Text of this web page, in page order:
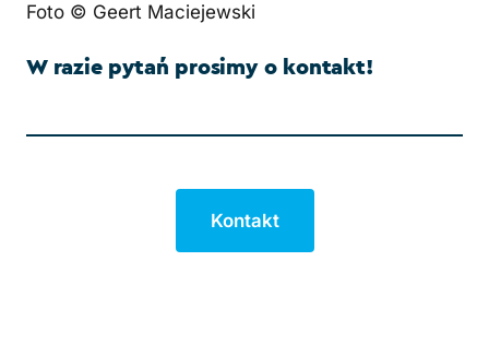
Foto © Geert Maciejewski
W razie pytań prosimy o kontakt!
Kontakt